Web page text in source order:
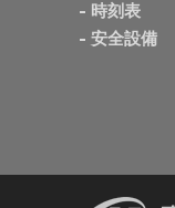
時刻表
安全設備